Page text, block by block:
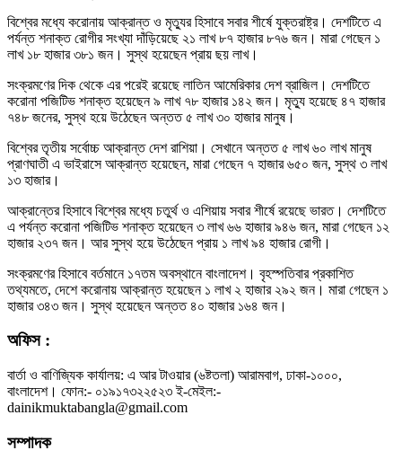
বিশ্বের মধ্যে করোনায় আক্রান্ত ও মৃত্যুর হিসাবে সবার শীর্ষে যুক্তরাষ্ট্র। দেশটিতে এ
পর্যন্ত শনাক্ত রোগীর সংখ্যা দাঁড়িয়েছে ২১ লাখ ৮৭ হাজার ৮৭৬ জন। মারা গেছেন ১
লাখ ১৮ হাজার ৩৮১ জন। সুস্থ হয়েছেন প্রায় ছয় লাখ।
সংক্রমণের দিক থেকে এর পরেই রয়েছে লাতিন আমেরিকার দেশ ব্রাজিল। দেশটিতে
করোনা পজিটিভ শনাক্ত হয়েছেন ৯ লাখ ৭৮ হাজার ১৪২ জন। মৃত্যু হয়েছে ৪৭ হাজার
৭৪৮ জনের, সুস্থ হয়ে উঠেছেন অন্তত ৫ লাখ ৩০ হাজার মানুষ।
বিশ্বের তৃতীয় সর্বোচ্চ আক্রান্ত দেশ রাশিয়া। সেখানে অন্তত ৫ লাখ ৬০ লাখ মানুষ
প্রাণঘাতী এ ভাইরাসে আক্রান্ত হয়েছেন, মারা গেছেন ৭ হাজার ৬৫০ জন, সুস্থ ৩ লাখ
১৩ হাজার।
আক্রান্তের হিসাবে বিশ্বের মধ্যে চতুর্থ ও এশিয়ায় সবার শীর্ষে রয়েছে ভারত। দেশটিতে
এ পর্যন্ত করোনা পজিটিভ শনাক্ত হয়েছেন ৩ লাখ ৬৬ হাজার ৯৪৬ জন, মারা গেছেন ১২
হাজার ২৩৭ জন। আর সুস্থ হয়ে উঠেছেন প্রায় ১ লাখ ৯৪ হাজার রোগী।
সংক্রমণের হিসাবে বর্তমানে ১৭তম অবস্থানে বাংলাদেশ। বৃহস্পতিবার প্রকাশিত
তথ্যমতে, দেশে করোনায় আক্রান্ত হয়েছেন ১ লাখ ২ হাজার ২৯২ জন। মারা গেছেন ১
হাজার ৩৪৩ জন। সুস্থ হয়েছেন অন্তত ৪০ হাজার ১৬৪ জন।
অফিস :
বার্তা ও বাণিজ্যিক কার্যালয়: এ আর টাওয়ার (৬ষ্টতলা) আরামবাগ, ঢাকা-১০০০,
বাংলাদেশ। ফোন:- ০১৯১৭৩২২৫২৩ ই-মেইল:-
dainikmuktabangla@gmail.com
সম্পাদক